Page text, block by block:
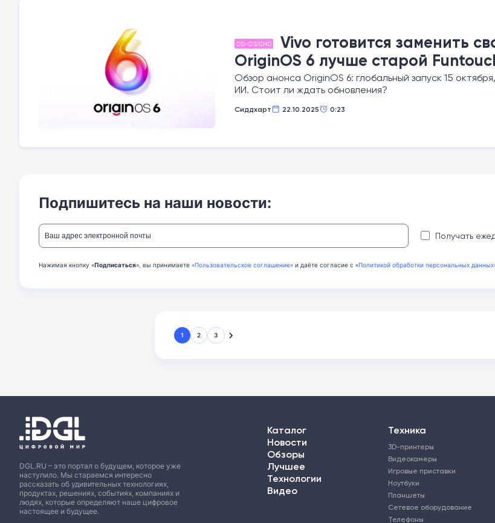
ОБНОВЛЕНО
Vivo готовится заменить
OriginOS 6 лучше старой
Обзор анонса OriginOS 6: глобальный запуск 15
ИИ. Стоит ли ждать обновления?
Сиддхарт 22.10.2025 0:23
Подпишитесь на наши новости:
Получать
Нажимая кнопку «Подписаться», вы принимаете «Пользовательское соглашение» и даёте согласие с «Политикой обработки персональных данных
1 2 3
DGL.RU – это портал о будущем, которое уже
наступило. Мы стараемся интересно
рассказать об удивительных технологиях,
продуктах, решениях, событиях, компаниях и
людях, которые определяют наше цифровое
настоящее и будущее.
Каталог
Новости
Обзоры
Лучшее
Техника
3D-принтеры
Видеокамеры
Игровые приставки
Ноутбуки
Планшеты
Сетевое оборудование
Телефоны
Технологии
Видео